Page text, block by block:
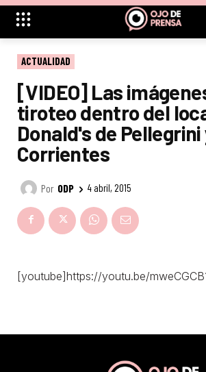
ACTUALIDAD
[VIDEO] Las
tiroteo dentro del
Donald's de Pellegrini
Corrientes
Por ODP 4 abril, 2015
[youtube]https://youtu.be/